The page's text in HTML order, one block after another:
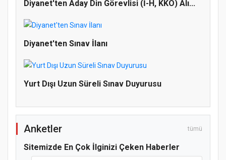
Gerçekleştirildi
Diyanet'ten Aday Din Görevlisi (İ-H, KKÖ) Alı...
Diyanet'ten Sınav İlanı
Yurt Dışı Uzun Süreli Sınav Duyurusu
Anketler tümü
Sitemizde En Çok İlginizi Çeken Haberler